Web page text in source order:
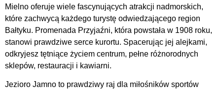
Mielno oferuje wiele fascynujących atrakcji nadmorskich,
które zachwycą każdego turystę odwiedzającego region
Bałtyku. Promenada Przyjaźni, która powstała w 1908 roku,
stanowi prawdziwe serce kurortu. Spacerując jej alejkami,
odkryjesz tętniące życiem centrum, pełne różnorodnych
sklepów, restauracji i kawiarni.
Jezioro Jamno to prawdziwy raj dla miłośników sportów